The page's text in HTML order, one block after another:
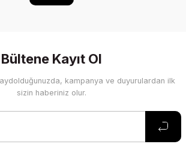
Bültene Kayıt Ol
kampanya ve duyurulardan ilk
sizin haberiniz olur.